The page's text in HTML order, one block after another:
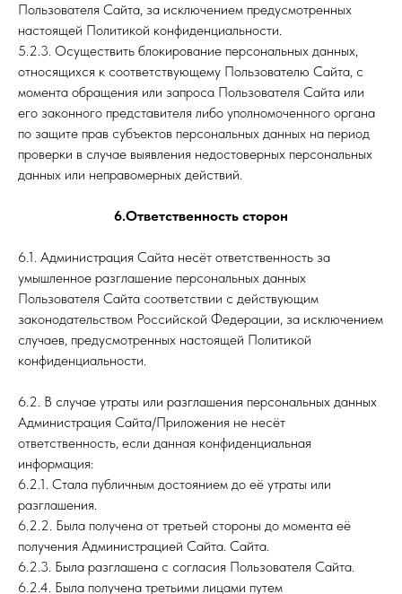
Пользователя Сайта, за исключением предусмотренных
настоящей Политикой конфиденциальности.
5.2.3. Осуществить блокирование персональных данных,
относящихся к соответствующему Пользователю Сайта, с
момента обращения или запроса Пользователя Сайта или
его законного представителя либо уполномоченного органа
по защите прав субъектов персональных данных на период
проверки в случае выявления недостоверных персональных
данных или неправомерных действий.
6.Ответственность сторон
6.1. Администрация Сайта несёт ответственность за
умышленное разглашение персональных данных
Пользователя Сайта соответствии с действующим
законодательством Российской Федерации, за исключением
случаев, предусмотренных настоящей Политикой
конфиденциальности.
6.2. В случае утраты или разглашения персональных данных
Администрация Сайта/Приложения не несёт
ответственность, если данная конфиденциальная
информация:
6.2.1. Стала публичным достоянием до её утраты или
разглашения.
6.2.2. Была получена от третьей стороны до момента её
получения Администрацией Сайта. Сайта.
6.2.3. Была разглашена с согласия Пользователя Сайта.
6.2.4. Была получена третьими лицами путем